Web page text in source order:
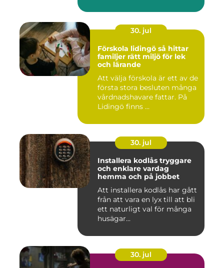
30. jul
Förskola lidingö så hittar
familjer rätt miljö för lek
och lärande
Att välja förskola är ett av de
första stora besluten många
vårdnadshavare fattar. På
Lidingö finns ...
30. jul
Installera kodlås tryggare
och enklare vardag
hemma och på jobbet
Att installera kodlås har gått
från att vara en lyx till att bli
ett naturligt val för många
husägar...
30. jul